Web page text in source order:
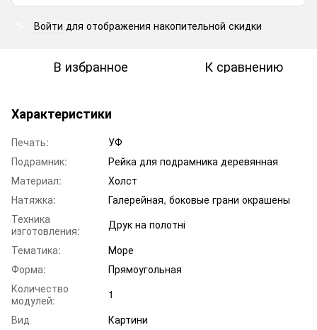
Войти для отображения накопительной скидки
В избранное К сравнению
Характеристики
Печать:
УФ
Подрамник:
Рейка для подрамника деревянная
Материал:
Холст
Натяжка:
Галерейная, боковые грани окрашены
Техника
изготовления:
Друк на полотні
Тематика:
Море
Форма:
Прямоугольная
Количество
модулей:
1
Вид
Картини